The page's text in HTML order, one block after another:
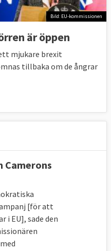
Bild: EU-kommissionen
är öppen
mjukare brexit
tillbaka om de ångrar
Camerons
[för att
i EU], sade den